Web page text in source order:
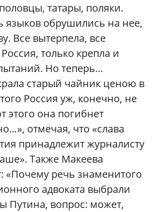
татары, поляки.
языков обрушились на нее,
Все вытерпела, все
только крепла и
Но теперь…
старый чайник ценою в
Россия уж, конечно, не
этого она погибнет
отмечая, что «слава
принадлежит журналисту
Также Макеева
«Почему речь знаменитого
адвоката выбрали
Путина, вопрос: может,